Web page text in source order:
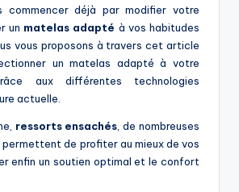
commencer déjà par modifier votre
un matelas adapté à vos habitudes
vous proposons à travers cet article
un matelas adapté à votre
aux différentes technologies
actuelle.
ressorts ensachés, de nombreuses
permettent de profiter au mieux de vos
enfin un soutien optimal et le confort